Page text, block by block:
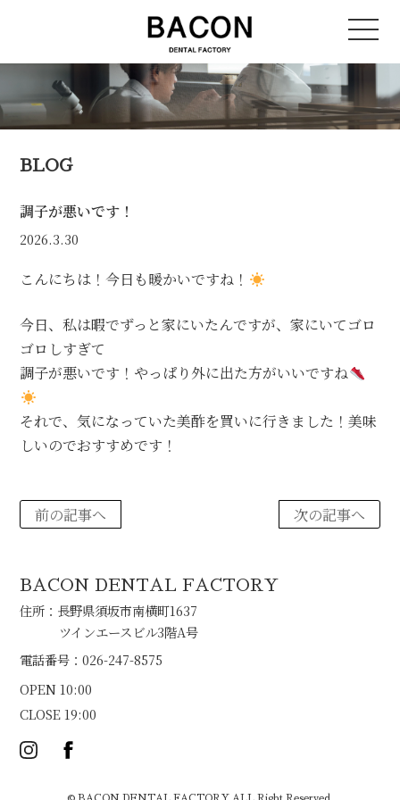
BLOG
調子が悪いです！
2026.3.30
こんにちは！今日も暖かいですね！
今日、私は暇でずっと家にいたんですが、家にいてゴロ
ゴロしすぎて
調子が悪いです！やっぱり外に出た方がいいですね
それで、気になっていた美酢を買いに行きました！美味
しいのでおすすめです！
前の記事へ 次の記事へ
BACON DENTAL FACTORY
住所：長野県須坂市南横町1637
ツインエースビル3階A号
電話番号：026-247-8575
OPEN 10:00
CLOSE 19:00